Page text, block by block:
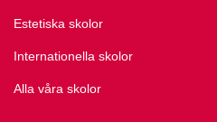
Estetiska skolor
Internationella skolor
Alla våra skolor